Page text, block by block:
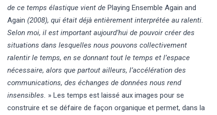
de ce temps élastique vient de Playing Ensemble Again and
Again (2008), qui était déjà entièrement interprétée au ralenti.
Selon moi, il est important aujourd’hui de pouvoir créer des
situations dans lesquelles nous pouvons collectivement
ralentir le temps, en se donnant tout le temps et l’espace
nécessaire, alors que partout ailleurs, l’accélération des
communications, des échanges de données nous rend
insensibles. » Les temps est laissé aux images pour se
construire et se défaire de façon organique et permet, dans la